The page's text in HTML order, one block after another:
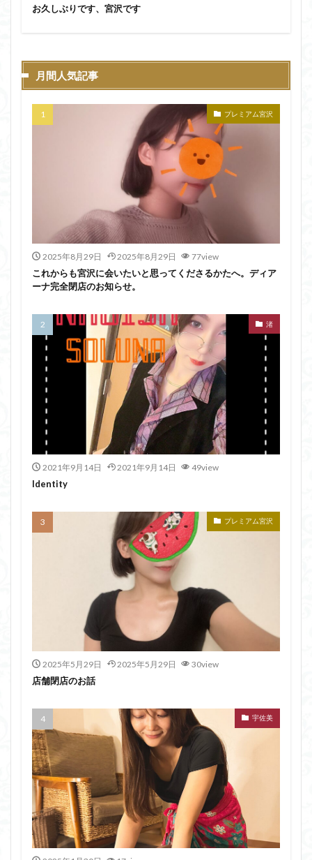
お久しぶりです、宮沢です
月間人気記事
プレミアム宮沢
2025年8月29日 2025年8月29日 77view
これからも宮沢に会いたいと思ってくださるかたへ。ディア
ーナ完全閉店のお知らせ。
渚
2021年9月14日 2021年9月14日 49view
Identity
プレミアム宮沢
2025年5月29日 2025年5月29日 30view
店舗閉店のお話
宇佐美